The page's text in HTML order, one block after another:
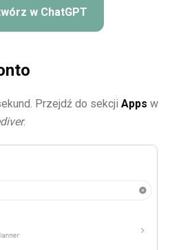
w ChatGPT
Przejdź do sekcji Apps w
.